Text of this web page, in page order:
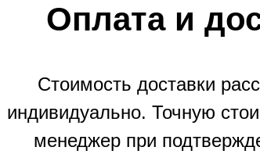
Оплата и
Стоимость доставки
индивидуально. Точную
менеджер при